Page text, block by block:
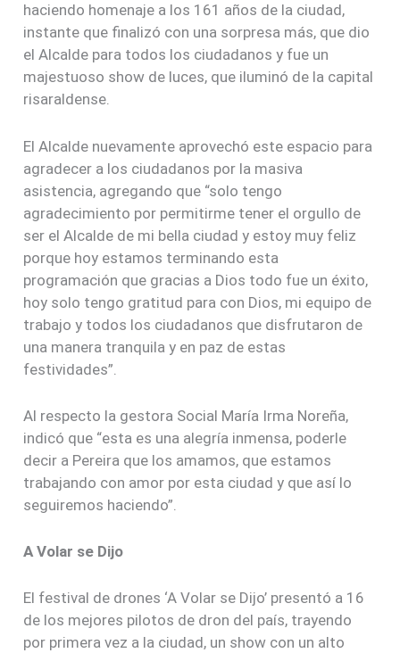
haciendo homenaje a los 161 años de la ciudad,
instante que finalizó con una sorpresa más, que dio
el Alcalde para todos los ciudadanos y fue un
majestuoso show de luces, que iluminó de la capital
risaraldense.
El Alcalde nuevamente aprovechó este espacio para
agradecer a los ciudadanos por la masiva
asistencia, agregando que “solo tengo
agradecimiento por permitirme tener el orgullo de
ser el Alcalde de mi bella ciudad y estoy muy feliz
porque hoy estamos terminando esta
programación que gracias a Dios todo fue un éxito,
hoy solo tengo gratitud para con Dios, mi equipo de
trabajo y todos los ciudadanos que disfrutaron de
una manera tranquila y en paz de estas
festividades”.
Al respecto la gestora Social María Irma Noreña,
indicó que “esta es una alegría inmensa, poderle
decir a Pereira que los amamos, que estamos
trabajando con amor por esta ciudad y que así lo
seguiremos haciendo”.
A Volar se Dijo
El festival de drones ‘A Volar se Dijo’ presentó a 16
de los mejores pilotos de dron del país, trayendo
por primera vez a la ciudad, un show con un alto